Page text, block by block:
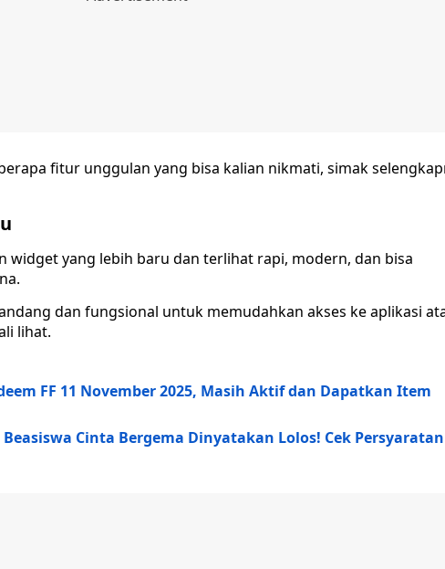
fitur unggulan yang bisa kalian nikmati, simak
widget yang lebih baru dan terlihat rapi, modern, dan bisa
dan fungsional untuk memudahkan akses ke aplikasi
lihat.
FF 11 November 2025, Masih Aktif dan Dapatkan Item
Cinta Bergema Dinyatakan Lolos! Cek Persyaratan